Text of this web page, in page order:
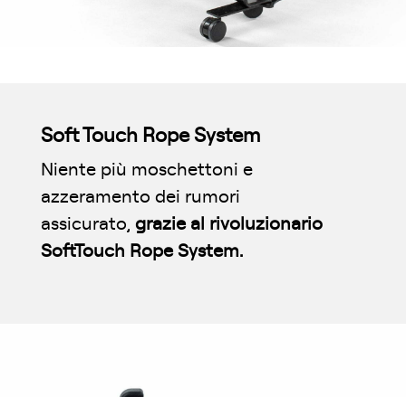
Soft Touch Rope System
Niente più moschettoni e
azzeramento dei rumori
assicurato, grazie al rivoluzionario
SoftTouch Rope System.